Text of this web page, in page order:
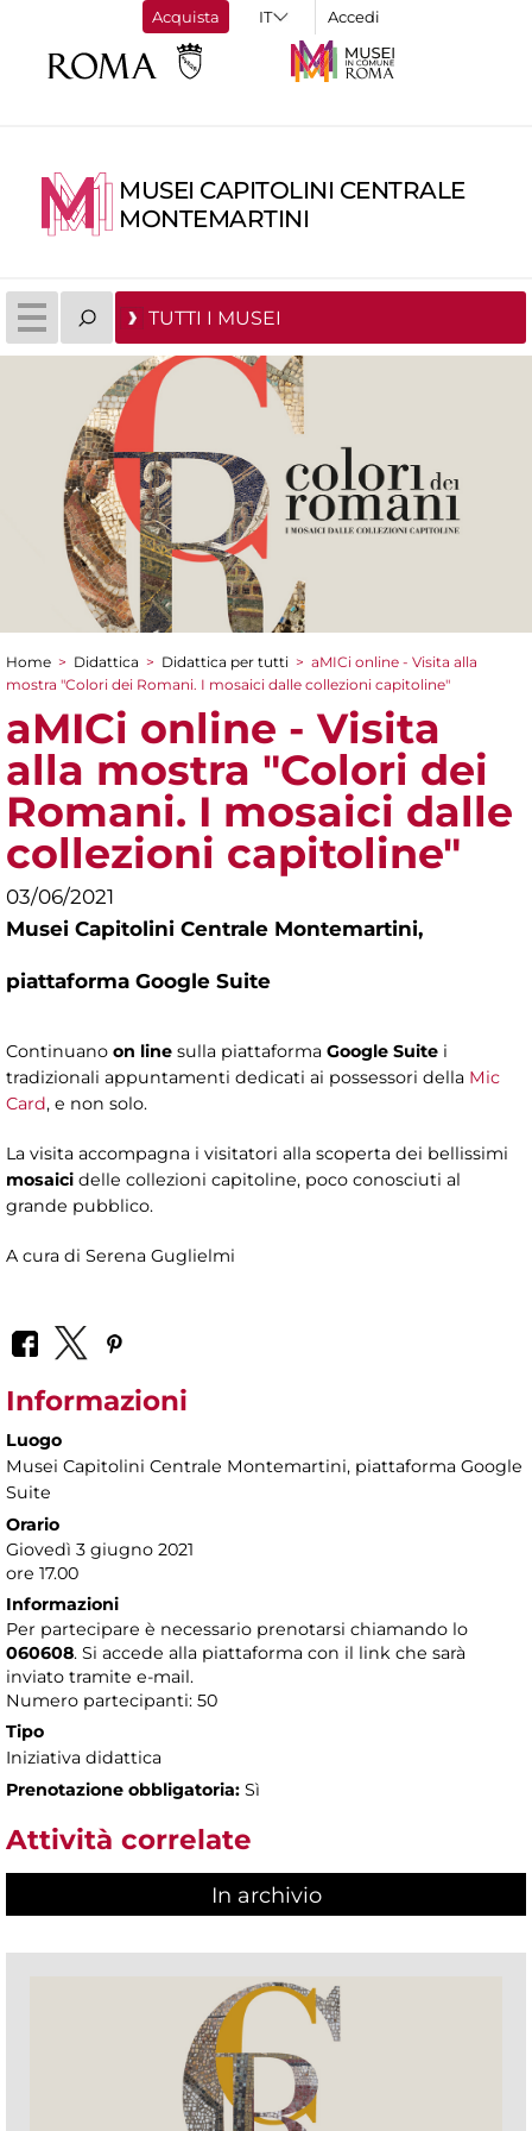
Acquista Accedi
MUSEI CAPITOLINI CENTRALE
MONTEMARTINI
TUTTI I MUSEI
Tu sei qui
Home > Didattica > Didattica per tutti > aMICi online - Visita alla
mostra "Colori dei Romani. I mosaici dalle collezioni capitoline"
aMICi online - Visita
alla mostra "Colori dei
Romani. I mosaici dalle
collezioni capitoline"
03/06/2021
Musei Capitolini Centrale Montemartini,
piattaforma Google Suite
Continuano on line sulla piattaforma Google Suite i
tradizionali appuntamenti dedicati ai possessori della Mic
Card, e non solo.
La visita accompagna i visitatori alla scoperta dei bellissimi
mosaici delle collezioni capitoline, poco conosciuti al
grande pubblico.
A cura di Serena Guglielmi
Informazioni
Luogo
Musei Capitolini Centrale Montemartini, piattaforma Google
Suite
Orario
Giovedì 3 giugno 2021
ore 17.00
Informazioni
Per partecipare è necessario prenotarsi chiamando lo
060608. Si accede alla piattaforma con il link che sarà
inviato tramite e-mail.
Numero partecipanti: 50
Tipo
Iniziativa didattica
Prenotazione obbligatoria: Sì
Attività correlate
In archivio